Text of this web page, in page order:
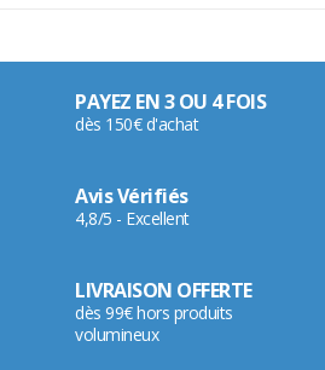
PAYEZ EN 3 OU 4 FOIS
dès 150€ d'achat
Avis Vérifiés
4,8/5 - Excellent
LIVRAISON OFFERTE
dès 99€ hors produits
volumineux